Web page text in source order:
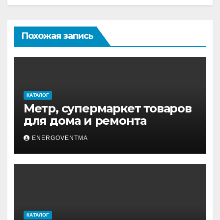
Похожая запись
КАТАЛОГ
Метр, супермаркет товаров
для дома и ремонта
ENERGOVENTMA
КАТАЛОГ